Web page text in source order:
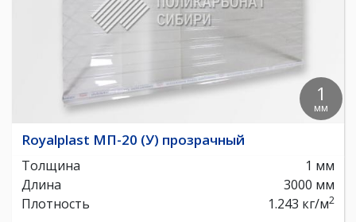
1
мм
Royalplast МП-20 (У) прозрачный
Толщина
1 мм
Длина
3000 мм
Плотность
1.243 кг/м2